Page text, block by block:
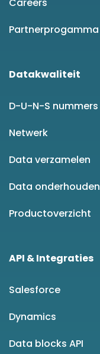
Partnerprogamma
Datakwaliteit
D-U-N-S nummers
Netwerk
Data verzamelen
Data onderhouden
Productoverzicht
API & Integraties
Salesforce
Dynamics
Data blocks API